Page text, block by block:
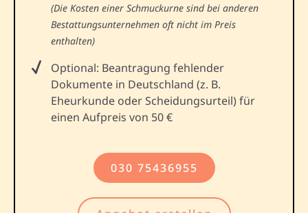
(Die Kosten einer Schmuckurne sind bei anderen
Bestattungsunternehmen oft nicht im Preis
enthalten)
Optional: Beantragung fehlender
Dokumente in Deutschland (z. B.
Eheurkunde oder Scheidungsurteil) für
einen Aufpreis von 50 €
030 75436955